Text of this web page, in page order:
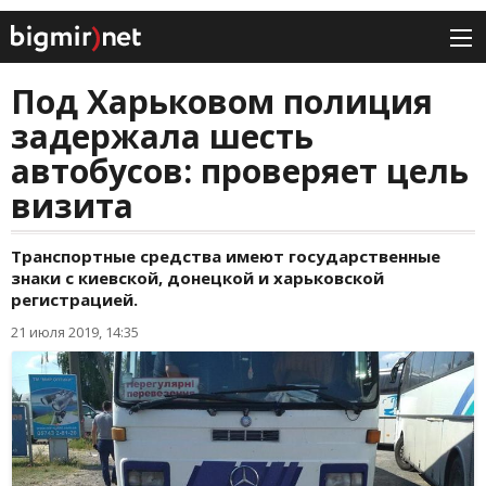
Под Харьковом полиция
задержала шесть
автобусов: проверяет цель
визита
Транспортные средства имеют государственные
знаки с киевской, донецкой и харьковской
регистрацией.
21 июля 2019, 14:35